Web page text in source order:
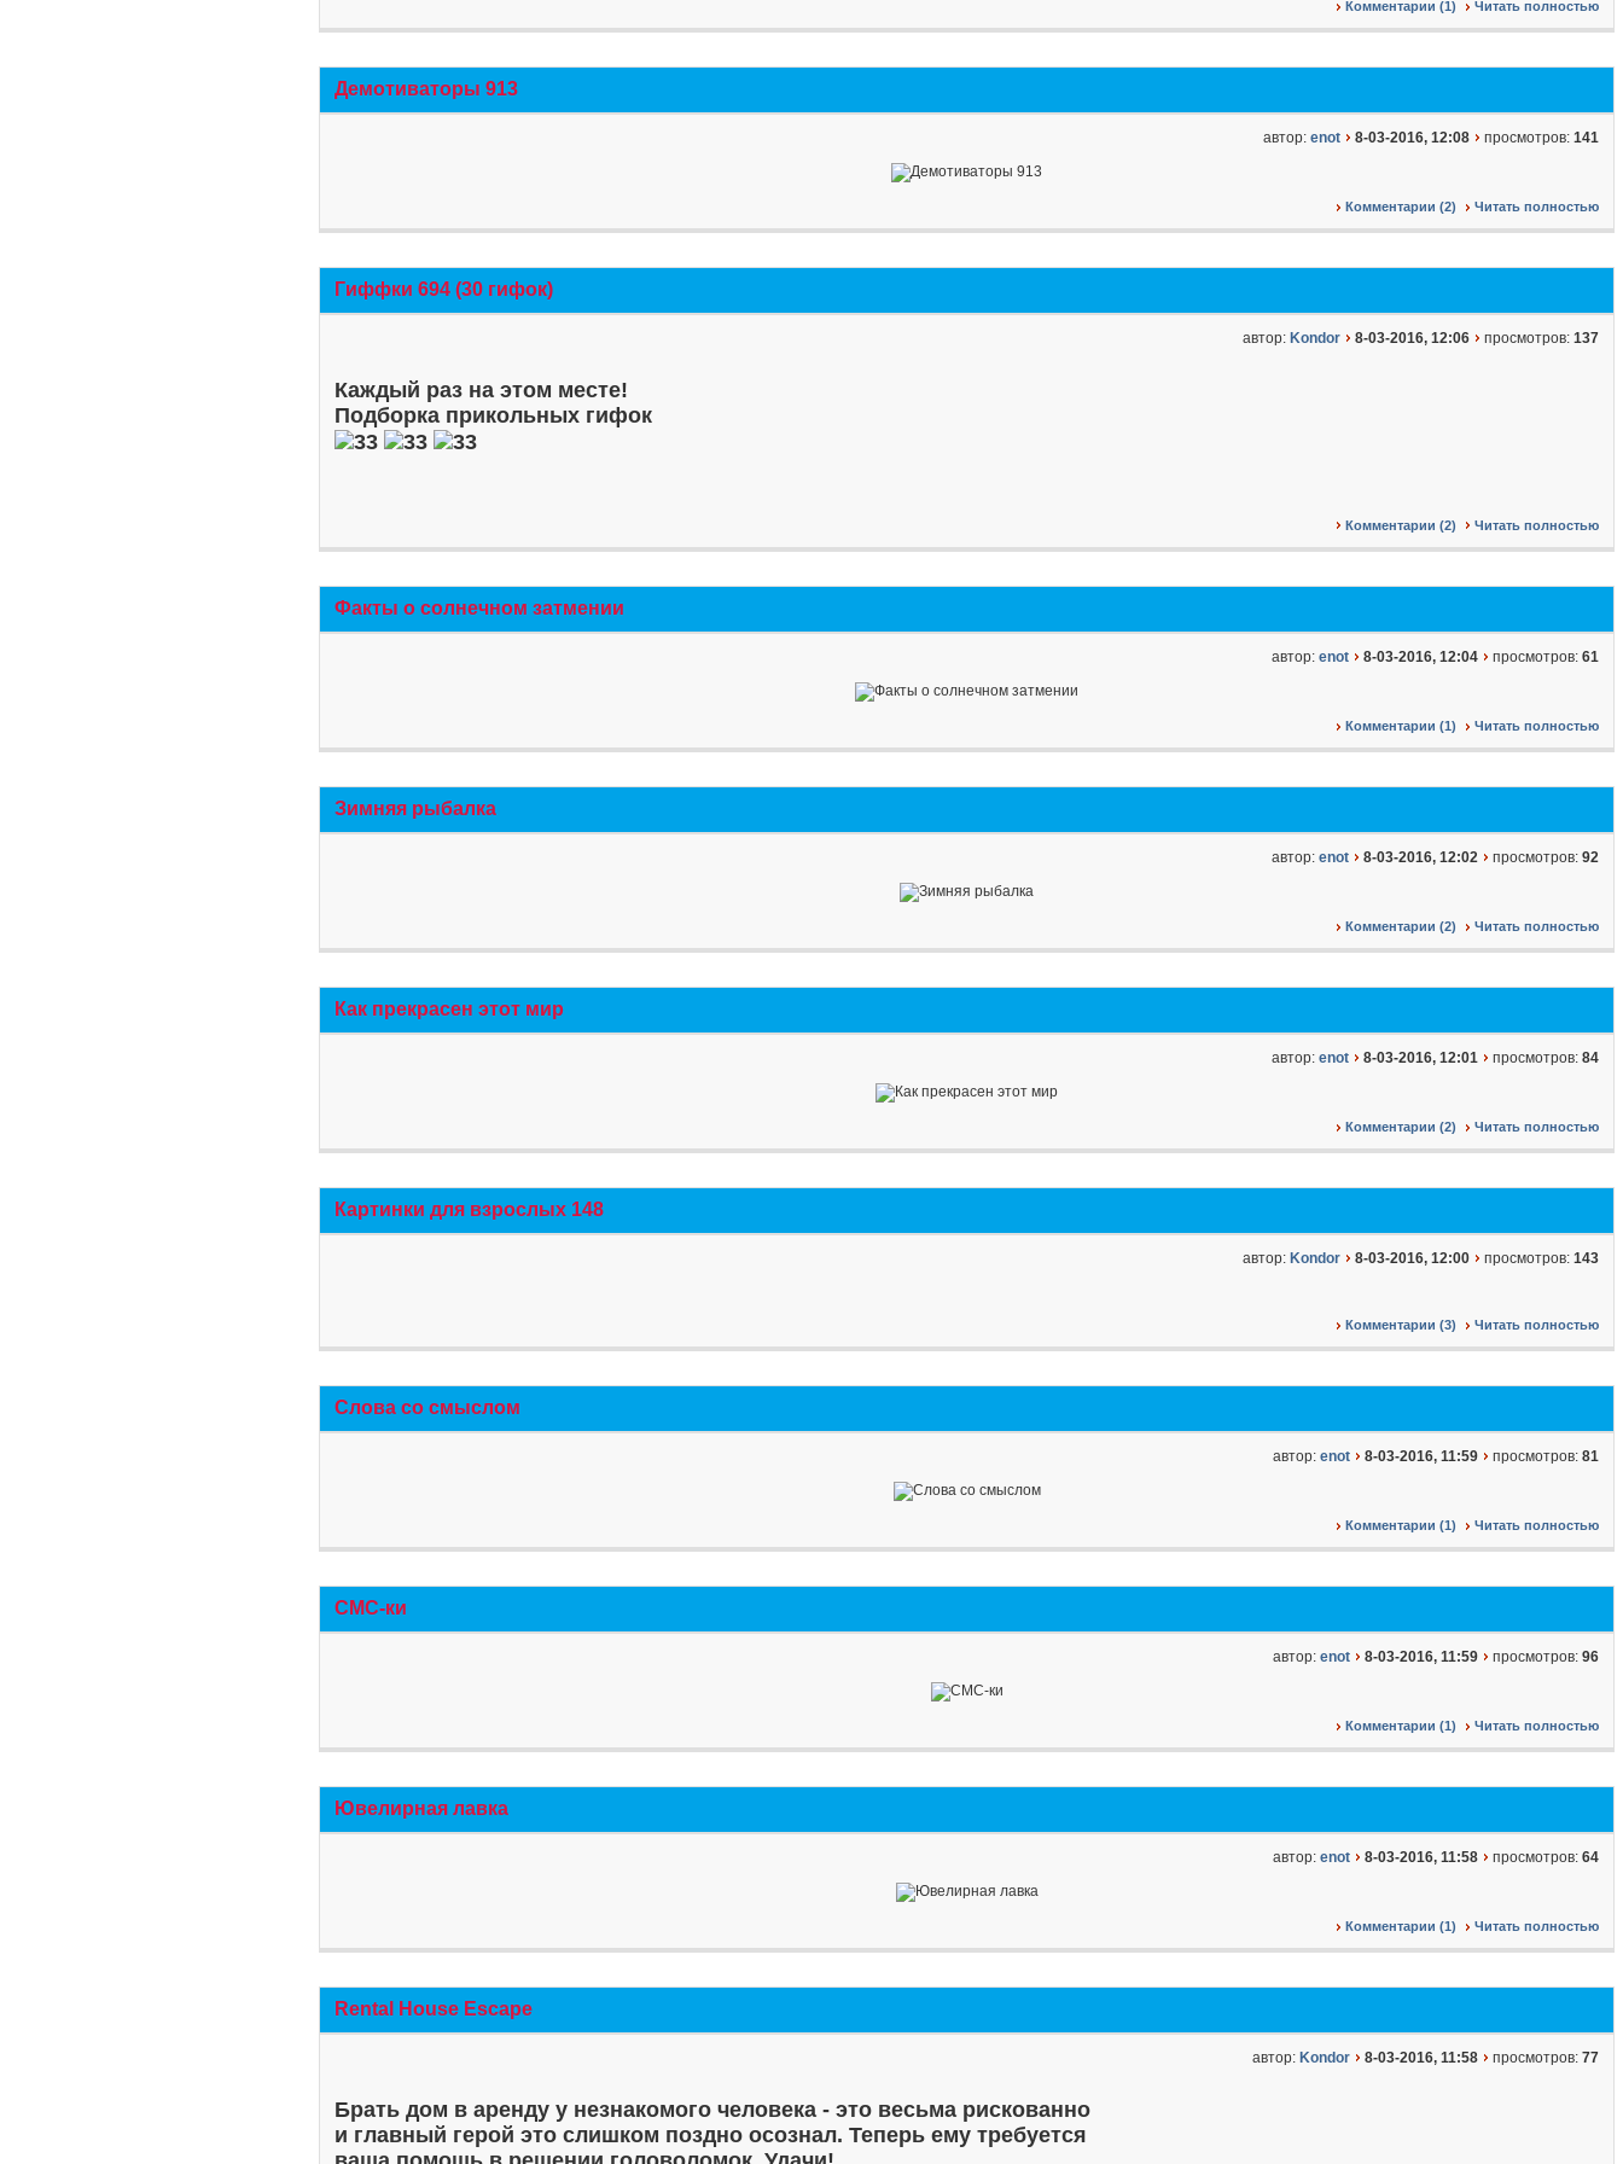
Комментарии (1) Читать полностью
Демотиваторы 913
автор: enot 8-03-2016, 12:08 просмотров: 141
Комментарии (2) Читать полностью
Гиффки 694 (30 гифок)
автор: Kondor 8-03-2016, 12:06 просмотров: 137
Каждый раз на этом месте!
Подборка прикольных гифок
Комментарии (2) Читать полностью
Факты о солнечном затмении
автор: enot 8-03-2016, 12:04 просмотров: 61
Комментарии (1) Читать полностью
Зимняя рыбалка
автор: enot 8-03-2016, 12:02 просмотров: 92
Комментарии (2) Читать полностью
Как прекрасен этот мир
автор: enot 8-03-2016, 12:01 просмотров: 84
Комментарии (2) Читать полностью
Картинки для взрослых 148
автор: Kondor 8-03-2016, 12:00 просмотров: 143
Комментарии (3) Читать полностью
Слова со смыслом
автор: enot 8-03-2016, 11:59 просмотров: 81
Комментарии (1) Читать полностью
СМС-ки
автор: enot 8-03-2016, 11:59 просмотров: 96
Комментарии (1) Читать полностью
Ювелирная лавка
автор: enot 8-03-2016, 11:58 просмотров: 64
Комментарии (1) Читать полностью
Rental House Escape
автор: Kondor 8-03-2016, 11:58 просмотров: 77
Брать дом в аренду у незнакомого человека - это весьма рискованно
и главный герой это слишком поздно осознал. Теперь ему требуется